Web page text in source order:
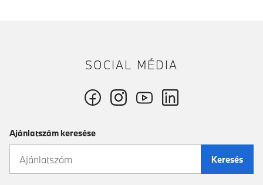
SOCIAL MÉDIA
Ajánlatszám keresése
Keresés